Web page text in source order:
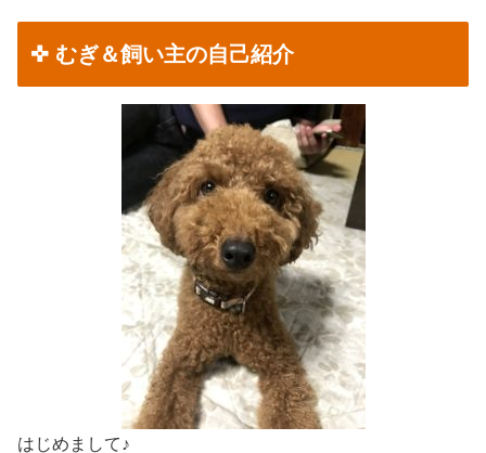
✜ むぎ＆飼い主の自己紹介
はじめまして♪